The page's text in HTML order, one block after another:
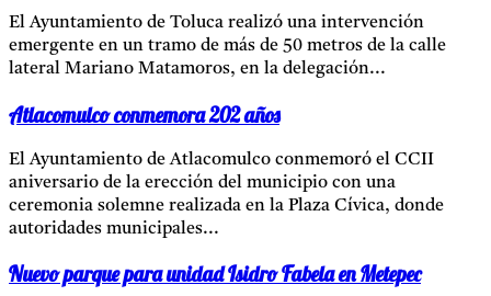
El Ayuntamiento de Toluca realizó una intervención
emergente en un tramo de más de 50 metros de la calle
lateral Mariano Matamoros, en la delegación...
Atlacomulco conmemora 202 años
El Ayuntamiento de Atlacomulco conmemoró el CCII
aniversario de la erección del municipio con una
ceremonia solemne realizada en la Plaza Cívica, donde
autoridades municipales...
Nuevo parque para unidad Isidro Fabela en Metepec